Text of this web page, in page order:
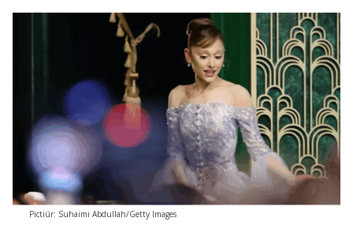
Pictiúr: Suhaimi Abdullah/Getty Images